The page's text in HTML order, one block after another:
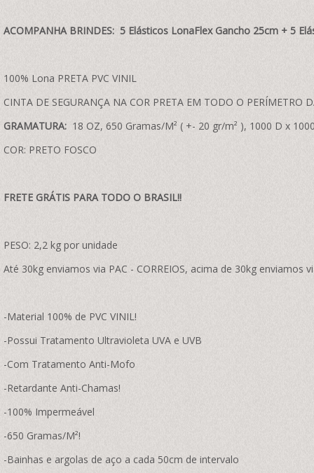
ACOMPANHA BRINDES: 5 Elásticos LonaFlex Gancho 25cm + 5
100% Lona PRETA PVC VINIL
CINTA DE SEGURANÇA NA COR PRETA EM TODO O PERÍMETRO
GRAMATURA: 18 OZ, 650 Gramas/M² ( +- 20 gr/m² ), 1000 D x
COR: PRETO FOSCO
FRETE GRÁTIS PARA TODO O BRASIL!!
PESO: 2,2 kg por unidade
Até 30kg enviamos via PAC - CORREIOS, acima de 30kg enviamos
-Material 100% de PVC VINIL!
-Possui Tratamento Ultravioleta UVA e UVB
-Com Tratamento Anti-Mofo
-Retardante Anti-Chamas!
-100% Impermeável
-650 Gramas/M²!
-Bainhas e argolas de aço a cada 50cm de intervalo